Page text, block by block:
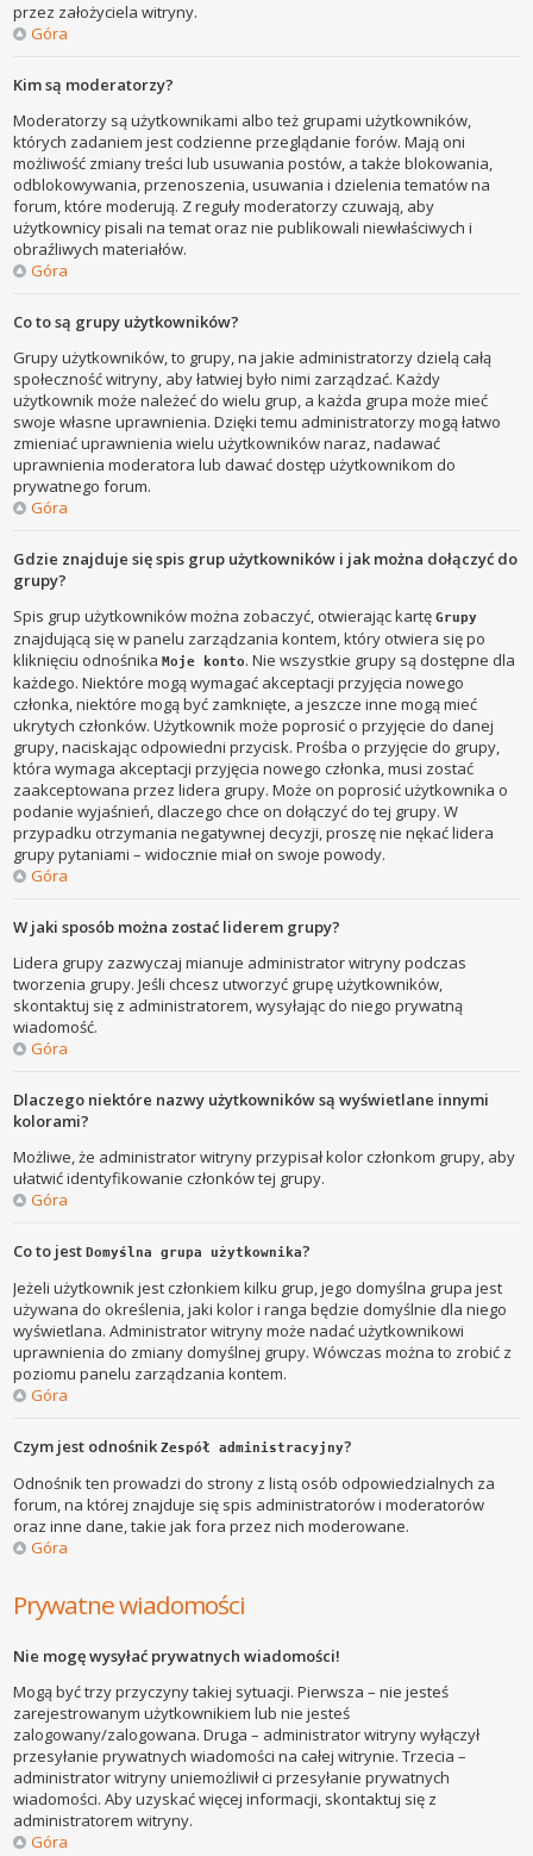
przez założyciela witryny.
Góra
Kim są moderatorzy?
Moderatorzy są użytkownikami albo też grupami użytkowników,
których zadaniem jest codzienne przeglądanie forów. Mają oni
możliwość zmiany treści lub usuwania postów, a także blokowania,
odblokowywania, przenoszenia, usuwania i dzielenia tematów na
forum, które moderują. Z reguły moderatorzy czuwają, aby
użytkownicy pisali na temat oraz nie publikowali niewłaściwych i
obraźliwych materiałów.
Góra
Co to są grupy użytkowników?
Grupy użytkowników, to grupy, na jakie administratorzy dzielą całą
społeczność witryny, aby łatwiej było nimi zarządzać. Każdy
użytkownik może należeć do wielu grup, a każda grupa może mieć
swoje własne uprawnienia. Dzięki temu administratorzy mogą łatwo
zmieniać uprawnienia wielu użytkowników naraz, nadawać
uprawnienia moderatora lub dawać dostęp użytkownikom do
prywatnego forum.
Góra
Gdzie znajduje się spis grup użytkowników i jak można dołączyć do
grupy?
Spis grup użytkowników można zobaczyć, otwierając kartęGrupy
znajdującą się w panelu zarządzania kontem, który otwiera się po
kliknięciu odnośnikaMoje konto. Nie wszystkie grupy są dostępne dla
każdego. Niektóre mogą wymagać akceptacji przyjęcia nowego
członka, niektóre mogą być zamknięte, a jeszcze inne mogą mieć
ukrytych członków. Użytkownik może poprosić o przyjęcie do danej
grupy, naciskając odpowiedni przycisk. Prośba o przyjęcie do grupy,
która wymaga akceptacji przyjęcia nowego członka, musi zostać
zaakceptowana przez lidera grupy. Może on poprosić użytkownika o
podanie wyjaśnień, dlaczego chce on dołączyć do tej grupy. W
przypadku otrzymania negatywnej decyzji, proszę nie nękać lidera
grupy pytaniami – widocznie miał on swoje powody.
Góra
W jaki sposób można zostać liderem grupy?
Lidera grupy zazwyczaj mianuje administrator witryny podczas
tworzenia grupy. Jeśli chcesz utworzyć grupę użytkowników,
skontaktuj się z administratorem, wysyłając do niego prywatną
wiadomość.
Góra
Dlaczego niektóre nazwy użytkowników są wyświetlane innymi
kolorami?
Możliwe, że administrator witryny przypisał kolor członkom grupy, aby
ułatwić identyfikowanie członków tej grupy.
Góra
Co to jestDomyślna grupa użytkownika?
Jeżeli użytkownik jest członkiem kilku grup, jego domyślna grupa jest
używana do określenia, jaki kolor i ranga będzie domyślnie dla niego
wyświetlana. Administrator witryny może nadać użytkownikowi
uprawnienia do zmiany domyślnej grupy. Wówczas można to zrobić z
poziomu panelu zarządzania kontem.
Góra
Czym jest odnośnikZespół administracyjny?
Odnośnik ten prowadzi do strony z listą osób odpowiedzialnych za
forum, na której znajduje się spis administratorów i moderatorów
oraz inne dane, takie jak fora przez nich moderowane.
Góra
Prywatne wiadomości
Nie mogę wysyłać prywatnych wiadomości!
Mogą być trzy przyczyny takiej sytuacji. Pierwsza – nie jesteś
zarejestrowanym użytkownikiem lub nie jesteś
zalogowany/zalogowana. Druga – administrator witryny wyłączył
przesyłanie prywatnych wiadomości na całej witrynie. Trzecia –
administrator witryny uniemożliwił ci przesyłanie prywatnych
wiadomości. Aby uzyskać więcej informacji, skontaktuj się z
administratorem witryny.
Góra